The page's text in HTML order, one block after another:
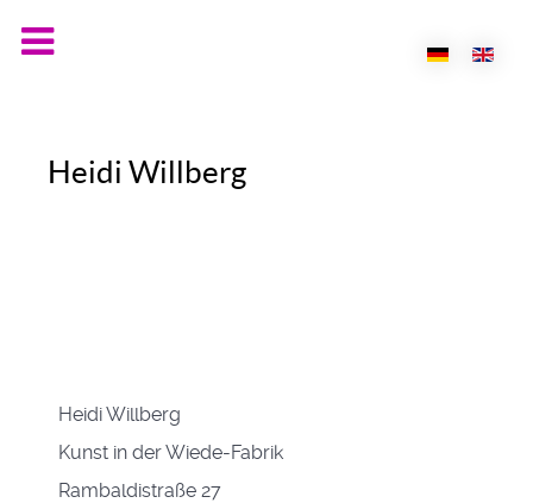
Sprache
Heidi Willberg
Heidi Willberg
Kunst in der Wiede-Fabrik
Rambaldistraße 27